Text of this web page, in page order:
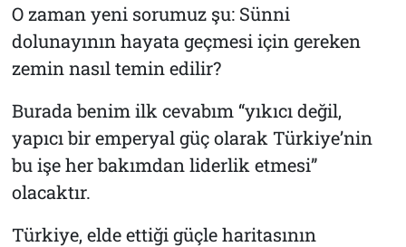
O zaman yeni sorumuz şu: Sünni
dolunayının hayata geçmesi için gereken
zemin nasıl temin edilir?
Burada benim ilk cevabım “yıkıcı değil,
yapıcı bir emperyal güç olarak Türkiye’nin
bu işe her bakımdan liderlik etmesi”
olacaktır.
Türkiye, elde ettiği güçle haritasının